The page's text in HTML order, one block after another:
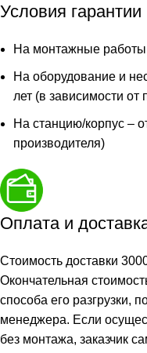
ёмк
Условия гарантии
На монтажные работы
На оборудование и
лет (в зависимости от
На станцию/корпус –
производителя)
Оплата и
Стоимость доставки
Окончательная
способа его разгрузки,
менеджера. Если
без монтажа, заказчик